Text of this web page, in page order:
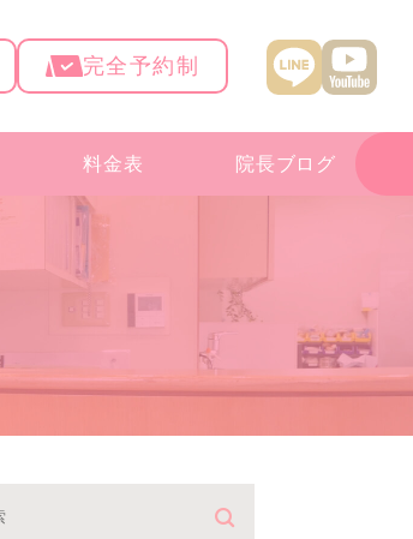
完全予約制
料金表 院長ブログ